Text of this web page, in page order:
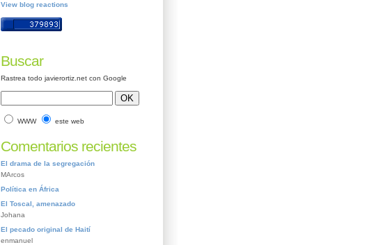
View blog reactions
Buscar
Rastrea todo javierortiz.net con Google
WWW este web
Comentarios recientes
El drama de la segregación
MArcos
Política en África
El Toscal, amenazado
Johana
El pecado original de Haití
enmanuel